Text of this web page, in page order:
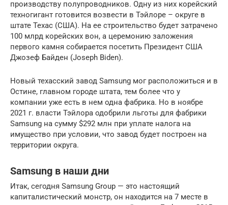
производству полупроводников. Одну из них корейский
техногигант готовится возвести в Тэйлоре – округе в
штате Техас (США). На ее строительство будет затрачено
100 млрд корейских вон, а церемонию заложения
первого камня собирается посетить Президент США
Джозеф Байден (Joseph Biden).
Новый техасский завод Samsung мог расположиться и в
Остине, главном городе штата, тем более что у
компании уже есть в нем одна фабрика. Но в ноябре
2021 г. власти Тэйлора одобрили льготы для фабрики
Samsung на сумму $292 млн при уплате налога на
имущество при условии, что завод будет построен на
территории округа.
Samsung в наши дни
Итак, сегодня Samsung Group — это настоящий
капиталистический монстр, он находится на 7 месте в